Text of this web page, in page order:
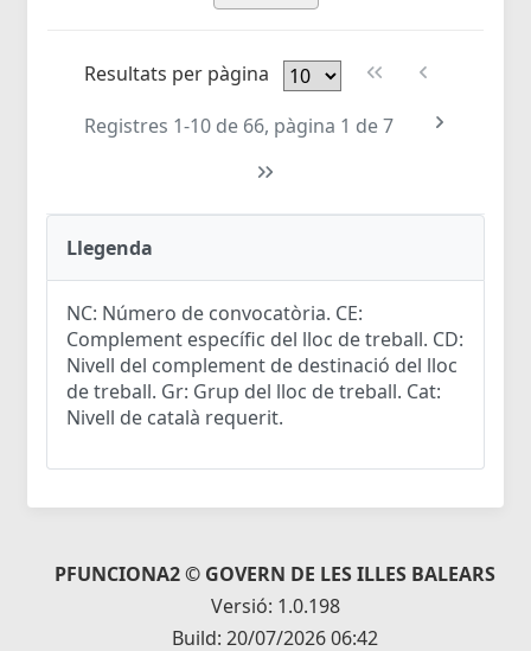
Resultats per pàgina
Registres 1-10 de 66, pàgina 1 de 7
Llegenda
NC: Número de convocatòria. CE:
Complement específic del lloc de treball. CD:
Nivell del complement de destinació del lloc
de treball. Gr: Grup del lloc de treball. Cat:
Nivell de català requerit.
PFUNCIONA2 © GOVERN DE LES ILLES BALEARS
Versió: 1.0.198
Build: 20/07/2026 06:42